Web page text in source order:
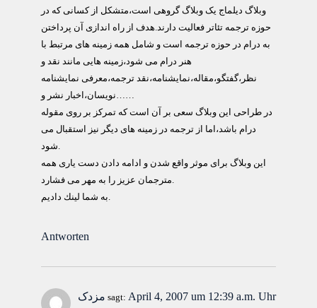
وبلاگ دیلماج یک وبلاگ گروهی است،متشکل از کسانی که در
حوزه ترجمه تئاتر فعالیت دارند.هدف از راه اندازی آن پرداختن
به درام در حوزه ترجمه است و شامل همه زمینه های مرتبط با
هنر درام می شود،زمینه هایی مانند نقد و
نظر،گفتگو،مقاله،نمایشنامه،نقد ترجمه،معرفی نمایشنامه
نویسان،اخبار نشر و……
در طراحی این وبلاگ سعی بر آن است که تمرکز بر روی مقوله
درام باشد،اما از ترجمه در زمینه های دیگر نیز استقبال می
شود.
این وبلاگ برای موثر واقع شدن و ادامه دادن دست یاری همه
مترجمان عزیز را به مهر می فشارد.
به شما لينك داديم.
Antworten
مزدک sagt: April 4, 2007 um 12:39 a.m. Uhr